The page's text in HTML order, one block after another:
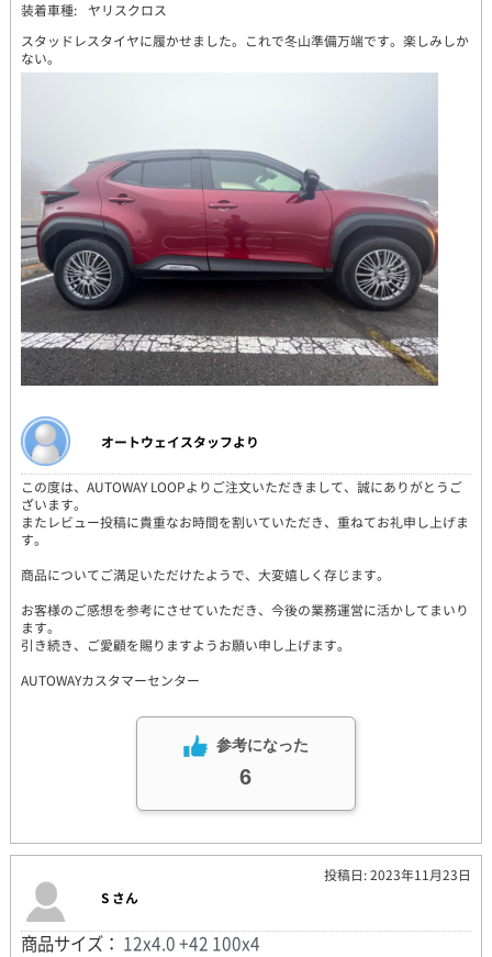
装着車種:
ヤリスクロス
スタッドレスタイヤに履かせました。これで冬山準備万端です。楽しみしか
ない。
オートウェイスタッフより
この度は、AUTOWAY LOOPよりご注文いただきまして、誠にありがとうご
ざいます。
またレビュー投稿に貴重なお時間を割いていただき、重ねてお礼申し上げま
す。
商品についてご満足いただけたようで、大変嬉しく存じます。
お客様のご感想を参考にさせていただき、今後の業務運営に活かしてまいり
ます。
引き続き、ご愛顧を賜りますようお願い申し上げます。
AUTOWAYカスタマーセンター
参考になった
6
投稿日: 2023年11月23日
S さん
商品サイズ： 12x4.0 +42 100x4